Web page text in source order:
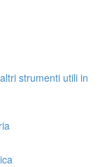
strumenti utili in